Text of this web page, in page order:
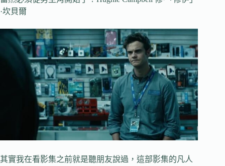
·坎貝爾
其實我在看影集之前就是聽朋友說過，這部影集的凡人